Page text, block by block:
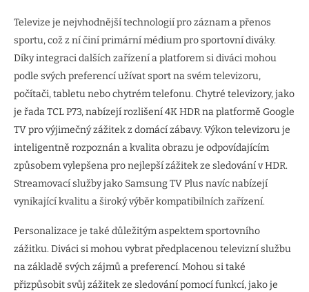
Televize je nejvhodnější technologií pro záznam a přenos
sportu, což z ní činí primární médium pro sportovní diváky.
Díky integraci dalších zařízení a platforem si diváci mohou
podle svých preferencí užívat sport na svém televizoru,
počítači, tabletu nebo chytrém telefonu. Chytré televizory, jako
je řada TCL P73, nabízejí rozlišení 4K HDR na platformě Google
TV pro výjimečný zážitek z domácí zábavy. Výkon televizoru je
inteligentně rozpoznán a kvalita obrazu je odpovídajícím
způsobem vylepšena pro nejlepší zážitek ze sledování v HDR.
Streamovací služby jako Samsung TV Plus navíc nabízejí
vynikající kvalitu a široký výběr kompatibilních zařízení.
Personalizace je také důležitým aspektem sportovního
zážitku. Diváci si mohou vybrat předplacenou televizní službu
na základě svých zájmů a preferencí. Mohou si také
přizpůsobit svůj zážitek ze sledování pomocí funkcí, jako je